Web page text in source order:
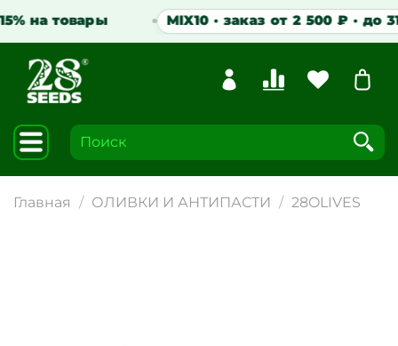
на товары MIX10 · заказ от 2 500 ₽ · до
Главная ОЛИВКИ И АНТИПАСТИ 28OLIVES